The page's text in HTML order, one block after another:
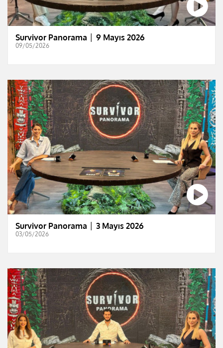
Survivor Panorama │ 9 Mayıs 2026
09/05/2026
Survivor Panorama │ 3 Mayıs 2026
03/05/2026